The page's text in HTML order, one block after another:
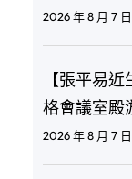
2026 年 8 月 7 日
【張平易
格會議室殿
2026 年 8 月 7 日